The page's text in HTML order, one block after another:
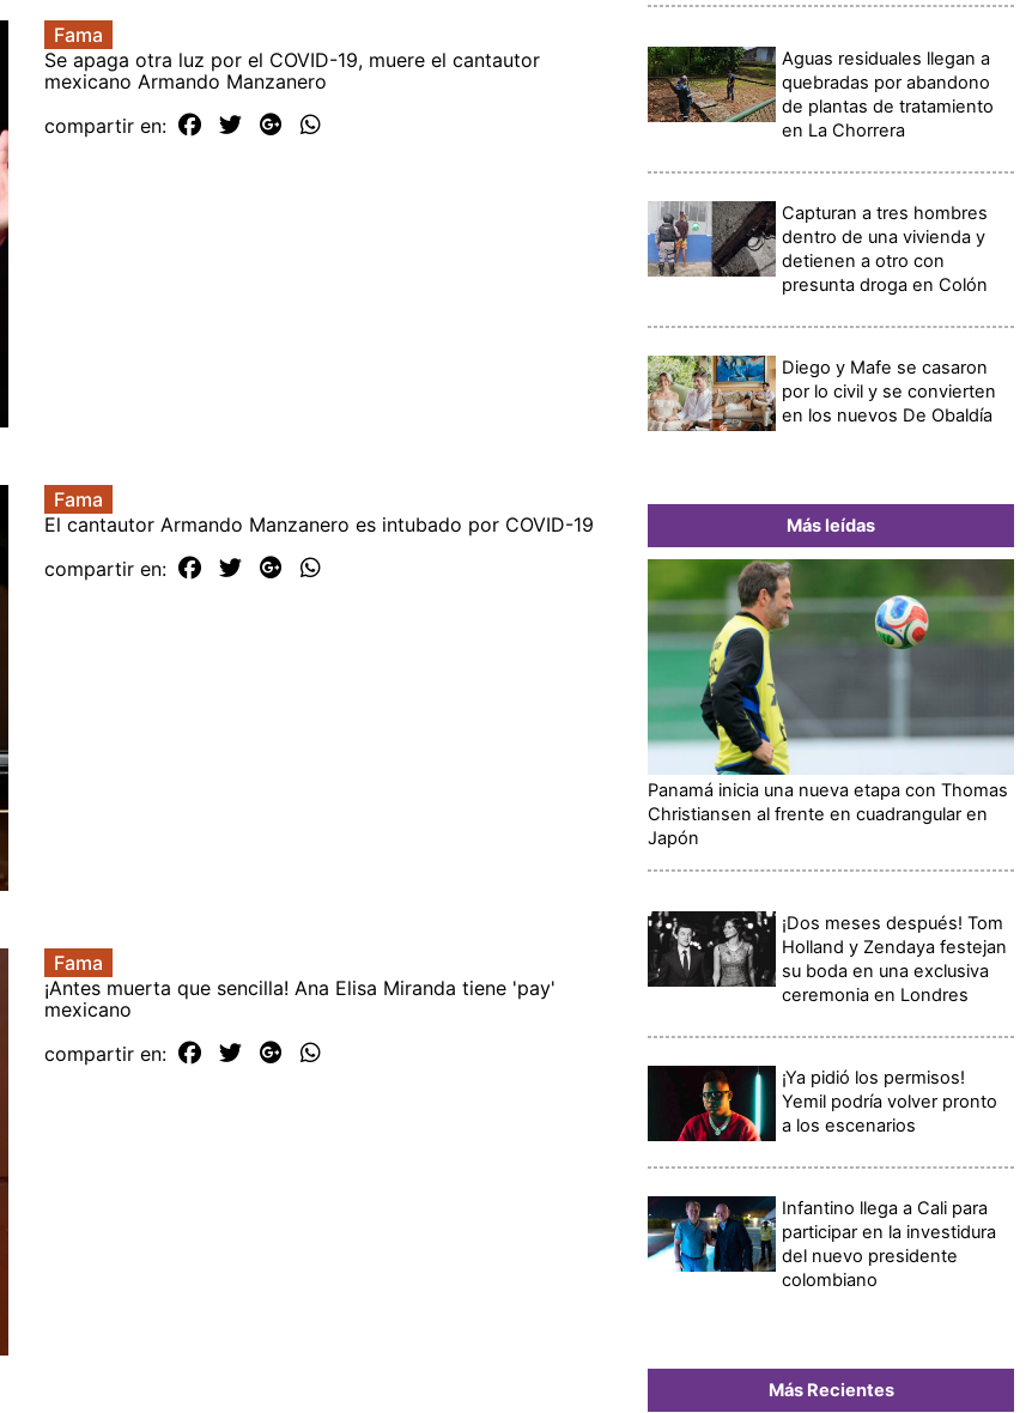
Fama
Se apaga otra luz por el COVID-19, muere el cantautor
mexicano Armando Manzanero
compartir en:
Fama
El cantautor Armando Manzanero es intubado por COVID-19
compartir en:
Fama
¡Antes muerta que sencilla! Ana Elisa Miranda tiene 'pay'
mexicano
compartir en:
Aguas residuales llegan a
quebradas por abandono
de plantas de tratamiento
en La Chorrera
Capturan a tres hombres
dentro de una vivienda y
detienen a otro con
presunta droga en Colón
Diego y Mafe se casaron
por lo civil y se convierten
en los nuevos De Obaldía
Más leídas
Panamá inicia una nueva etapa con Thomas
Christiansen al frente en cuadrangular en
Japón
¡Dos meses después! Tom
Holland y Zendaya festejan
su boda en una exclusiva
ceremonia en Londres
¡Ya pidió los permisos!
Yemil podría volver pronto
a los escenarios
Infantino llega a Cali para
participar en la investidura
del nuevo presidente
colombiano
Más Recientes